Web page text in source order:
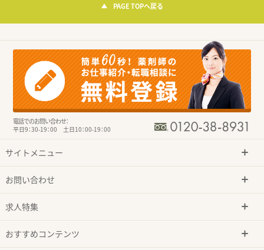
PAGE TOPへ戻る
電話でのお問い合わせ：
平日9：30-19：00 土日10：00-19：00
サイトメニュー
お問い合わせ
求人特集
おすすめコンテンツ